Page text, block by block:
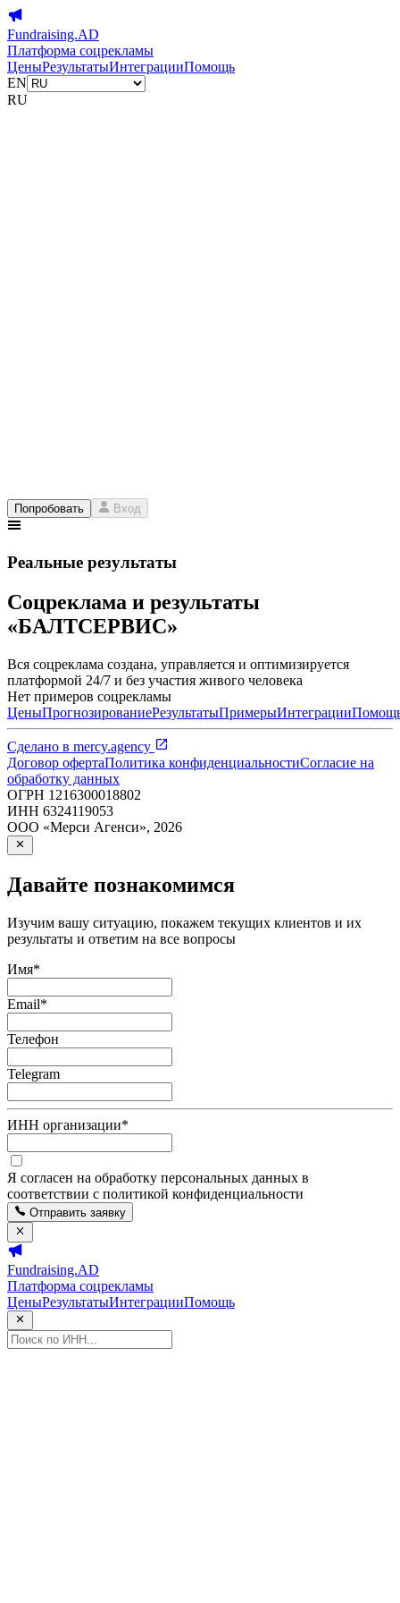
Fundraising.AD
Платформа соцрекламы
ЦеныРезультатыИнтеграцииПомощь
EN
RU
Попробовать Вход
Реальные результаты
Соцреклама и результаты
«БАЛТСЕРВИС»
Вся соцреклама создана, управляется и оптимизируется
платформой 24/7 и без участия живого человека
Нет примеров соцрекламы
ЦеныПрогнозированиеРезультатыПримерыИнтеграции
Сделано в mercy.agency
Договор офертаПолитика конфиденциальностиСогласие на
обработку данных
ОГРН 1216300018802
ИНН 6324119053
ООО «Мерси Агенси», 2026
Давайте познакомимся
Изучим вашу ситуацию, покажем текущих клиентов и их
результаты и ответим на все вопросы
Имя*
Email*
Телефон
Telegram
ИНН организации*
Я согласен на обработку персональных данных в
соответствии с политикой конфиденциальности
Отправить заявку
Fundraising.AD
Платформа соцрекламы
ЦеныРезультатыИнтеграцииПомощь